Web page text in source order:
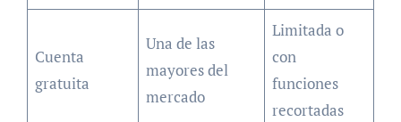
Cuenta
gratuita
Una de las
mayores del
mercado
Limitada o
con
funciones
recortadas